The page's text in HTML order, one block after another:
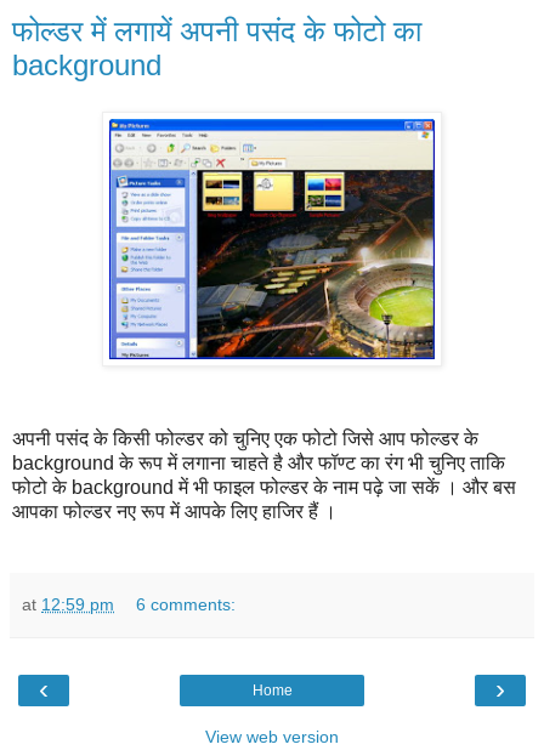
फोल्डर में लगायें अपनी पसंद के फोटो का
background
अपनी पसंद के किसी फोल्डर को चुनिए एक फोटो जिसे आप फोल्डर के
background के रूप में लगाना चाहते है और फॉण्ट का रंग भी चुनिए ताकि
फोटो के background में भी फाइल फोल्डर के नाम पढ़े जा सकें । और बस
आपका फोल्डर नए रूप में आपके लिए हाजिर हैं ।
at 12:59 pm 6 comments:
‹ ›
Home
View web version